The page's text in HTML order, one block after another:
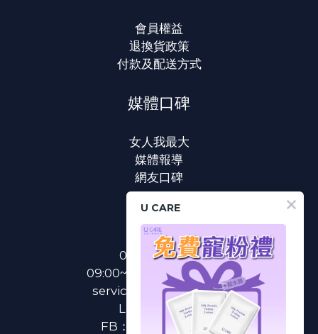
會員權益
退換貨政策
付款及配送方式
媒體口碑
女人我最大
媒體報導
網友口碑
聯絡我們
0800-233-233
09:00~18:00(國定假日除外)
service@u-care.com.tw
LINE：
@ucare
FB：
U CARE 美麗粉專
U CARE